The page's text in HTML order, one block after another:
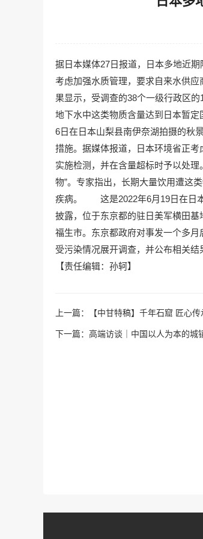
据日本媒体27日报道，日本多地近
考虑加强水质管理，要求自来水供
果显示，受调查的38个一级行政区
地下水中这类物质含量达到日本暂
6日在日本山梨县南伊奈湖拍摄的秋
措施。据媒体报道，日本环境省正
实施检测，并在含量超标时予以处
物”。专家指出，长期大量饮用遭这
疾病。 这是2022年6月19日在日本
披露，位于东京都的驻日美军横田
福生市。东京都政府对事发一个多
受污染情况展开调查，并公布相关结
【责任编辑：孙轲】
上一篇： 【中甘特稿】千年石窟 匠心
下一篇： 高端访谈｜中国以人为本的